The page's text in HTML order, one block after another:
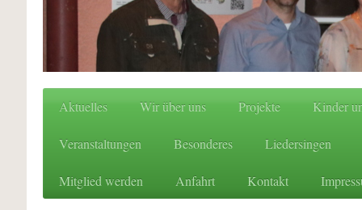
Aktuelles Wir über uns Projekte Kinder
Veranstaltungen Besonderes Liedersingen
Mitglied werden Anfahrt Kontakt